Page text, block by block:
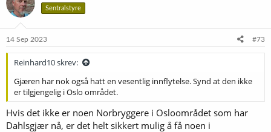
Sentralstyre
14 Sep 2023 #73
Reinhard10 skrev:
Gjæren har nok også hatt en vesentlig innflytelse. Synd at den ikke
er tilgjengelig i Oslo området.
Hvis det ikke er noen Norbryggere i Osloområdet som har
Dahlsgjær nå, er det helt sikkert mulig å få noen i